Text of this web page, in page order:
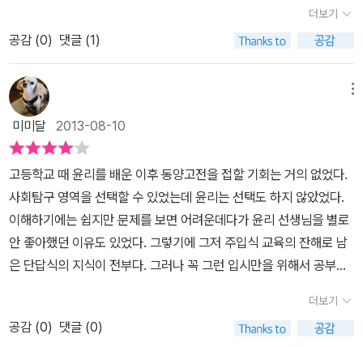
따라가다 보면, 고전이 어떻게 현대사회 속에서도 가치를 지니는지,
왜 우리 청소년들이 꼭 읽어야 하는지에 대한 답을 찾을 수 있다. 뿐만
다. 청소년부터 성인까지, 모든 독자들을 위한 고전 길라잡이 책! 도대
체 고전이 무엇이길래 사회의 전 분야에서 인문학 열풍이 불고 고전
읽기의 필요성을 강조하는 것일까? 대학마다 청소년을 위한 인문학
강좌를 개최하고 나섰고, 기업에서는 인문학적 소양을 갖춘 인재를
원한다고 공공연히 밝히고 있다. 교과서, 논술, 수능에서도 고전은 중
요한 영역이 되었다. 무엇보다도 고전은 상상력과 통합적 사고력, 학
업능력을 향상시키는 바탕이 된다는 평가를 받는다. 초등생, 중고생,
대학생, 직장인, 중년층 등 모든 계층에 고전 읽기 열풍이 불고 있는
만큼 고전 읽기는 시대적 요구가 되었다. 이제 인문학적 지식 다지기
는 봐야겠는데 시간은 부족하고..... 이 책은 청소년을 위한 친절한
고전 길라잡이다. 청소년들의 눈높이에 맞는 고전으로 이끄는 책이
다. 쉬운 설명, 자세한 주석에 최대한 초점을 맞추면서 꼭 알아야 할
고전 12편을 실었다. 중국고전 7편, 한국고전 5편.평소 중국고전을
많이 접해 왔기에 오늘은 한국고전이 더욱 끌린다. 정약용의 <목민
심서> 정조 때의 실학자이자 18세기 실학사상을 집대성하고 발전
시킨 사상가 다산 정약용. 아버지 정재원은 남인파로 일찍부터 벼슬
길에 올라 진주 목사 등 지방수령을 지냈고, 어머니 윤씨는 유명한 화
가 윤두서의 손녀였다. 다산이 태어나던 해는 사도세자의 참변이 있
던 해였고 다산의 아버지는 세자를 불쌍히 여겨 벼슬을 버리고 두물
머리로 낙향했다. 집에서 아버지의 가르침을 받았고 13살 때 이미 사
서삼경을 비롯한 제자백가의 책들을 읽었다. 21살에 회시에 합격하여
진사로 성균관 유생이 되었고 <중용>에 관한 그의 논문이 정조의 눈
에 들어 임금에게 <중용>을 강의하게 된다. 정조는 자신의 아버
더보기
공감 (0) 댓글 (1)
미미달 2013-08-10
고등학교 때 윤리를 배운 이후 동양고전을 접할 기회는 거의 없었다.
사회탐구 영역을 선택할 수 있었는데 윤리는 선택도 하지 않았었다.
이해하기에는 쉽지만 문제를 보면 어려운데다가 윤리 선생님을 별로
안 좋아했던 이유도 있었다. 그렇기에 그저 주입식 교육의 잔해로 남
은 단답식의 지식이 전부다. 그러나 꼭 그런 입시만을 위해서 공부할
공부해야 할 학문이라는 생각이 든다. <청소년들이 꼭 읽어야 할 동
양고전>에는 총 열두 편이 소개되어 있다. 주로 중국철학이 많은 비
더보기
공감 (0) 댓글 (0)